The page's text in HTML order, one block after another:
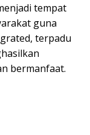
tempat
guna
terpadu
bermanfaat.